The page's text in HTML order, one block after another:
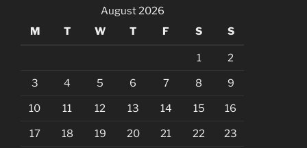
August 2026
M
T W T F S S
1 2
3 4 5 6 7 8 9
10 11 12 13 14 15 16
17 18 19 20 21 22 23